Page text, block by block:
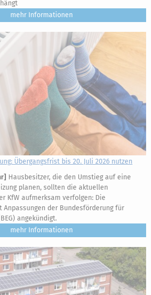
mehr
Übergangsfrist bis 20. Juli 2026 nutzen
] Hausbesitzer, die den Umstieg auf eine
planen, sollten die aktuellen
KfW aufmerksam verfolgen: Die
Anpassungen der Bundesförderung für
angekündigt.
mehr